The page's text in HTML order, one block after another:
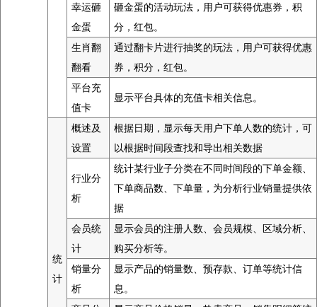
幸运砸
金蛋
砸金蛋的活动玩法，用户可获得优惠券，积
分，红包。
生肖翻
翻看
通过翻卡片进行抽奖的玩法，用户可获得优惠
券，积分，红包。
平台充
值卡
显示平台具体的充值卡相关信息。
统
计
概述及
设置
根据日期，显示每天用户下单人数的统计，可
以根据时间段查找和导出相关数据
行业分
析
统计某行业子分类在不同时间段的下单金额、
下单商品数、下单量，为分析行业销量提供依
据
会员统
计
显示会员的注册人数、会员规模、区域分析、
购买分析等。
销量分
析
显示产品的销量数、预存款、订单等统计信
息。